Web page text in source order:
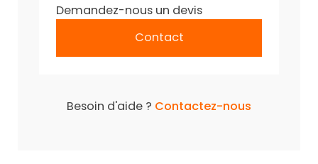
Demandez-nous un devis
Contact
Besoin d'aide ? Contactez-nous